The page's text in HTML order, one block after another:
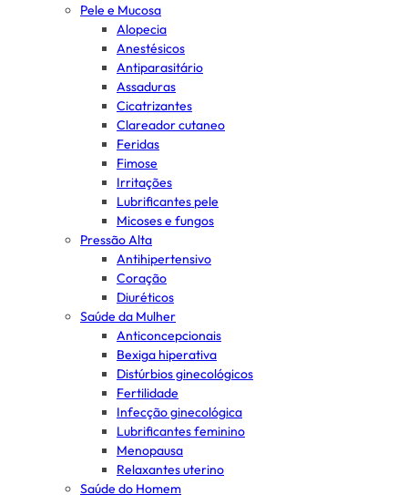
Pele e Mucosa
Alopecia
Anestésicos
Antiparasitário
Assaduras
Cicatrizantes
Clareador cutaneo
Feridas
Fimose
Irritações
Lubrificantes pele
Micoses e fungos
Pressão Alta
Antihipertensivo
Coração
Diuréticos
Saúde da Mulher
Anticoncepcionais
Bexiga hiperativa
Distúrbios ginecológicos
Fertilidade
Infecção ginecológica
Lubrificantes feminino
Menopausa
Relaxantes uterino
Saúde do Homem